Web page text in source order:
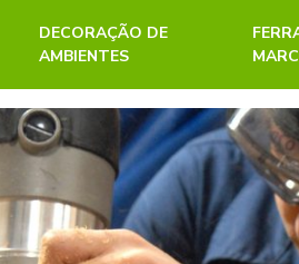
DECORAÇÃO DE
AMBIENTES